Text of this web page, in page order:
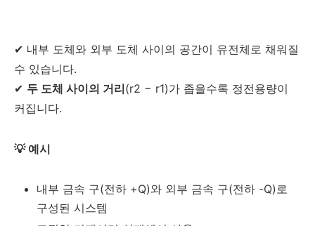
✔ 내부 도체와 외부 도체 사이의 공간이 유전체로 채워질
수 있습니다.
✔ 두 도체 사이의 거리(r2 − r1)가 좁을수록 정전용량이
커집니다.
💡 예시
내부 금속 구(전하 +Q)와 외부 금속 구(전하 -Q)로
구성된 시스템